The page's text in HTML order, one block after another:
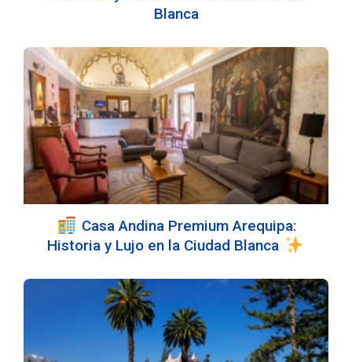
Blanca
Casa Andina Premium Arequipa:
Historia y Lujo en la Ciudad Blanca